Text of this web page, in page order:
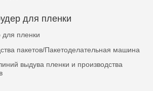
для пленки
для пленки
пакетов/Пакетоделательная машина
выдува пленки и производства